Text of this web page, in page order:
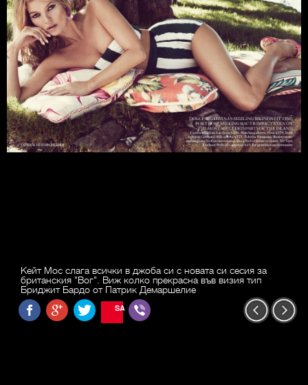
Кейт Мос слага всички в джоба си с новата си сесия за
британския "Вог". Виж колко прекрасна във визия тип
Бриджит Бардо от Патрик Демаршелие
SAVE